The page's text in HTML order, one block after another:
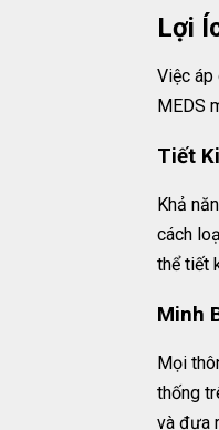
Lợi
Việc áp
MEDS
Tiết
Khả
cách
thể tiết
Minh
Mọi
thống
và đưa